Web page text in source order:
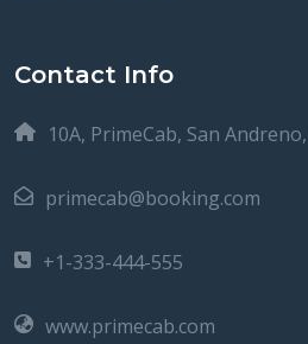
Contact Info
10A, PrimeCab, San
primecab@booking.com
+1-333-444-555
www.primecab.com